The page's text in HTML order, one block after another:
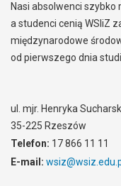
Nasi absolwenci
a studenci cenią WSIiZ
międzynarodowe
od pierwszego dnia
ul. mjr. Henryka
35-225 Rzeszów
Telefon: 17 866 11 11
E-mail: